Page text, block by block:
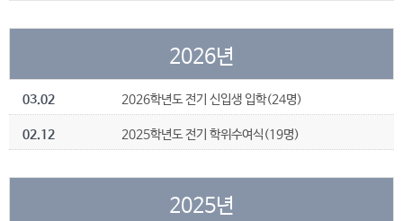
2026년
03.02 2026학년도 전기 신입생 입학(24명)
02.12 2025학년도 전기 학위수여식(19명)
2025년